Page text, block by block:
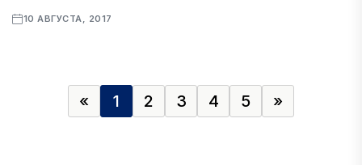
10 АВГУСТА, 2017
« 1 2 3 4 5 »